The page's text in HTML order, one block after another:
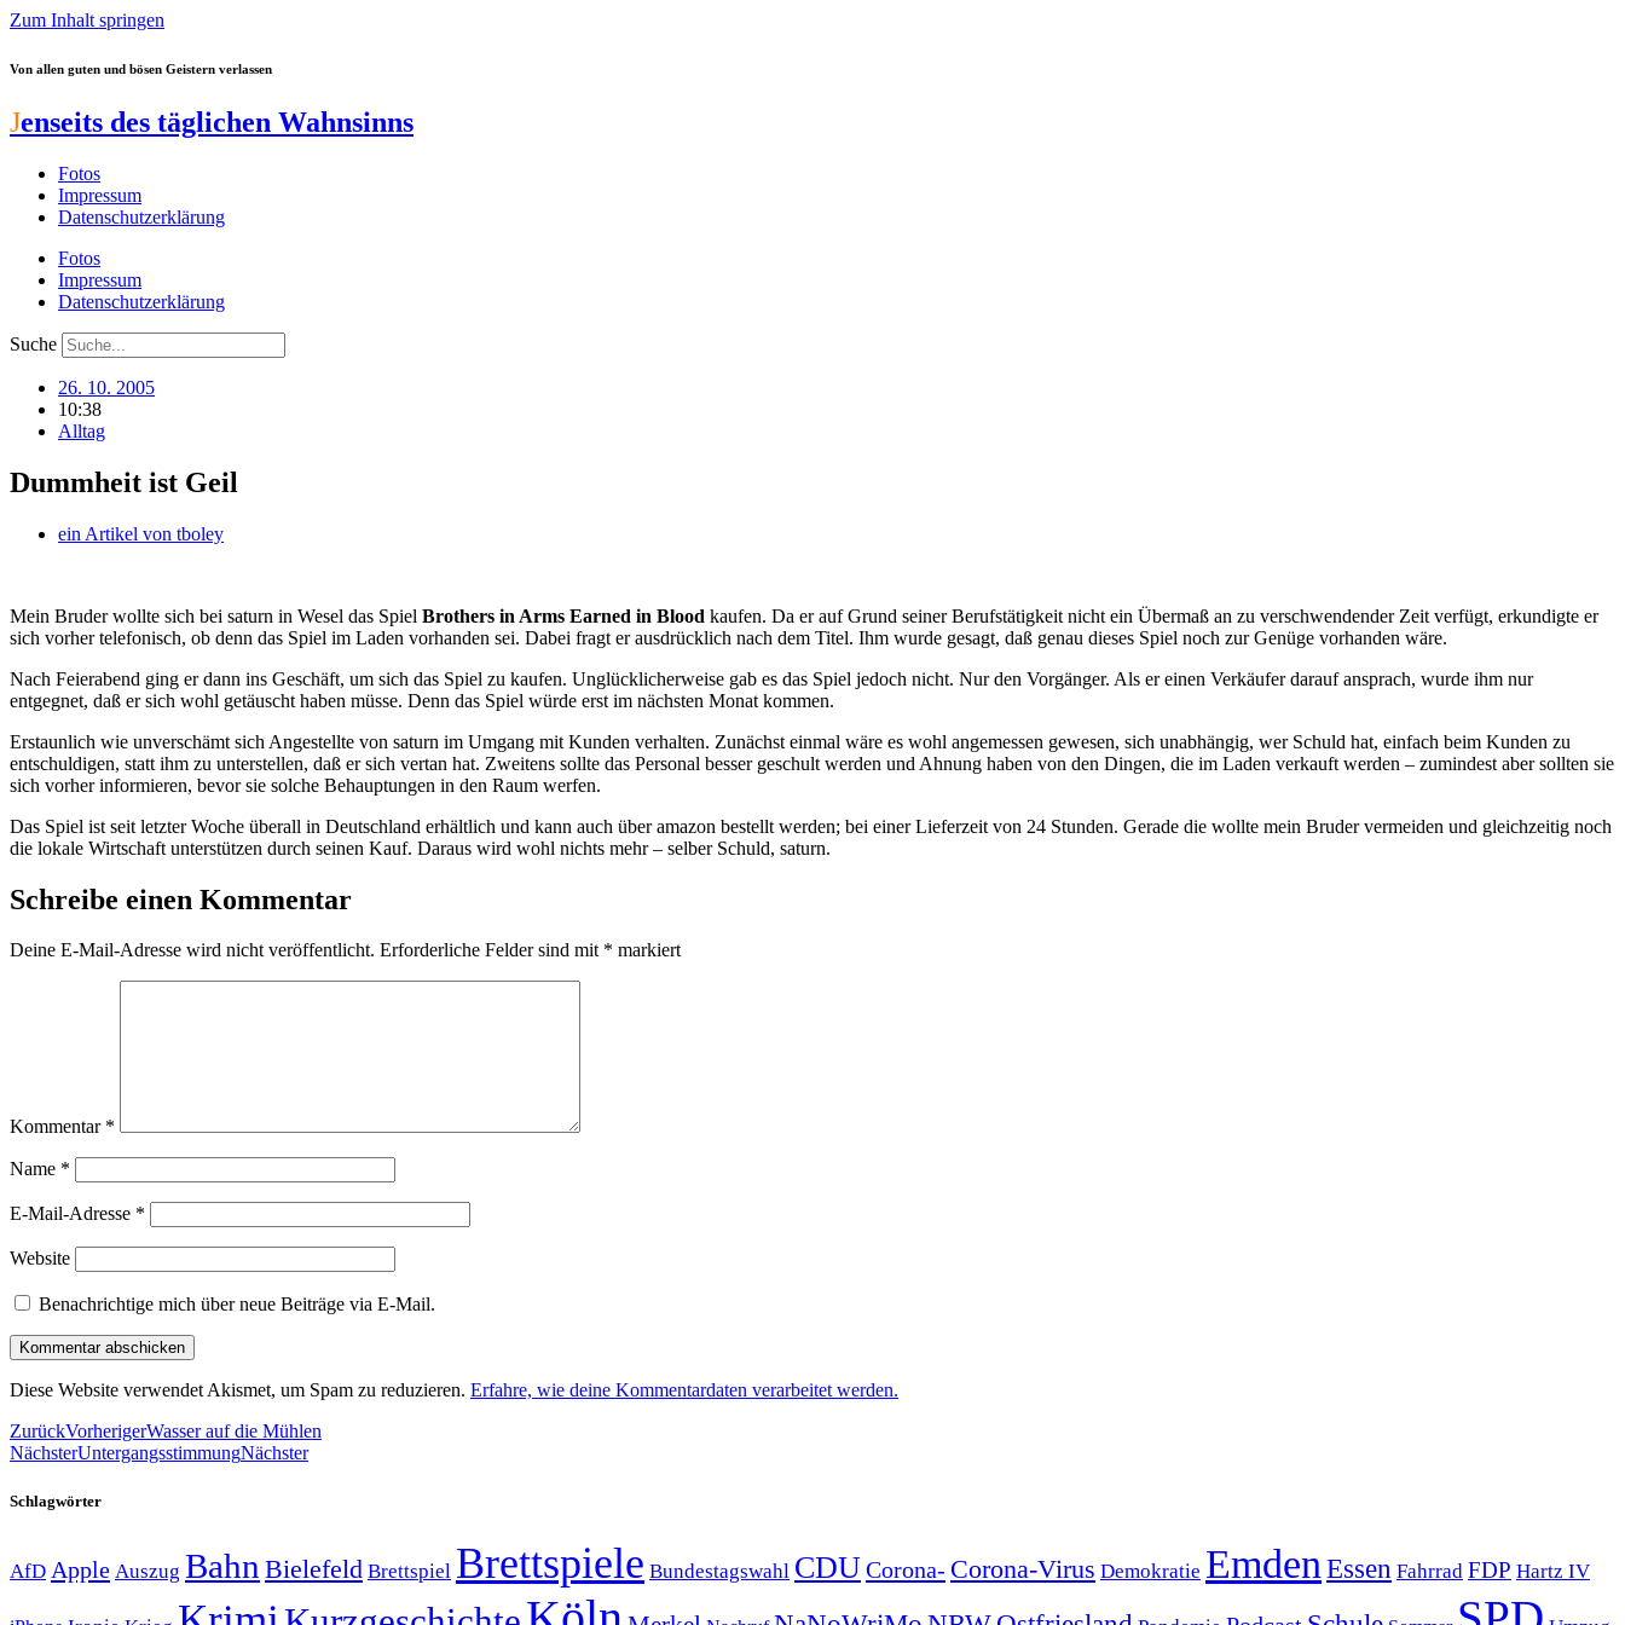
Zum Inhalt springen
Von allen guten und bösen Geistern verlassen
Jenseits des täglichen Wahnsinns
Fotos
Impressum
Datenschutzerklärung
Fotos
Impressum
Datenschutzerklärung
Suche
26. 10. 2005
10:38
Alltag
Dummheit ist Geil
ein Artikel von tboley
Mein Bruder wollte sich bei saturn in Wesel das Spiel Brothers in Arms Earned in Blood kaufen. Da er auf Grund seiner Berufstätigkeit nicht ein Übermaß an zu verschwendender Zeit verfügt, erkundigte er
sich vorher telefonisch, ob denn das Spiel im Laden vorhanden sei. Dabei fragt er ausdrücklich nach dem Titel. Ihm wurde gesagt, daß genau dieses Spiel noch zur Genüge vorhanden wäre.
Nach Feierabend ging er dann ins Geschäft, um sich das Spiel zu kaufen. Unglücklicherweise gab es das Spiel jedoch nicht. Nur den Vorgänger. Als er einen Verkäufer darauf ansprach, wurde ihm nur
entgegnet, daß er sich wohl getäuscht haben müsse. Denn das Spiel würde erst im nächsten Monat kommen.
Erstaunlich wie unverschämt sich Angestellte von saturn im Umgang mit Kunden verhalten. Zunächst einmal wäre es wohl angemessen gewesen, sich unabhängig, wer Schuld hat, einfach beim Kunden zu
entschuldigen, statt ihm zu unterstellen, daß er sich vertan hat. Zweitens sollte das Personal besser geschult werden und Ahnung haben von den Dingen, die im Laden verkauft werden – zumindest aber sollten sie
sich vorher informieren, bevor sie solche Behauptungen in den Raum werfen.
Das Spiel ist seit letzter Woche überall in Deutschland erhältlich und kann auch über amazon bestellt werden; bei einer Lieferzeit von 24 Stunden. Gerade die wollte mein Bruder vermeiden und gleichzeitig noch
die lokale Wirtschaft unterstützen durch seinen Kauf. Daraus wird wohl nichts mehr – selber Schuld, saturn.
Schreibe einen Kommentar
Deine E-Mail-Adresse wird nicht veröffentlicht. Erforderliche Felder sind mit * markiert
Kommentar *
Name *
E-Mail-Adresse *
Website
Benachrichtige mich über neue Beiträge via E-Mail.
Diese Website verwendet Akismet, um Spam zu reduzieren. Erfahre, wie deine Kommentardaten verarbeitet werden.
ZurückVorherigerWasser auf die Mühlen
NächsterUntergangsstimmungNächster
Schlagwörter
AfD Apple Auszug Bahn Bielefeld Brettspiel Brettspiele Bundestagswahl CDUCorona- Corona-Virus Demokratie Emden Essen Fahrrad FDP Hartz IV